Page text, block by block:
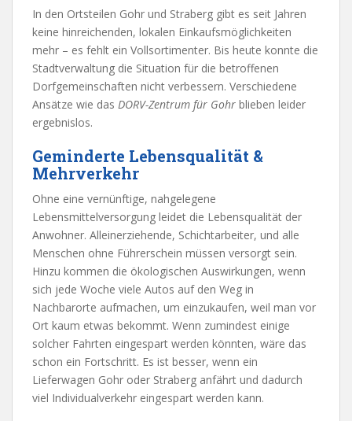
In den Ortsteilen Gohr und Straberg gibt es seit Jahren
keine hinreichenden, lokalen Einkaufsmöglichkeiten
mehr – es fehlt ein Vollsortimenter. Bis heute konnte die
Stadtverwaltung die Situation für die betroffenen
Dorfgemeinschaften nicht verbessern. Verschiedene
Ansätze wie das DORV-Zentrum für Gohr blieben leider
ergebnislos.
Geminderte Lebensqualität &
Mehrverkehr
Ohne eine vernünftige, nahgelegene
Lebensmittelversorgung leidet die Lebensqualität der
Anwohner. Alleinerziehende, Schichtarbeiter, und alle
Menschen ohne Führerschein müssen versorgt sein.
Hinzu kommen die ökologischen Auswirkungen, wenn
sich jede Woche viele Autos auf den Weg in
Nachbarorte aufmachen, um einzukaufen, weil man vor
Ort kaum etwas bekommt. Wenn zumindest einige
solcher Fahrten eingespart werden könnten, wäre das
schon ein Fortschritt. Es ist besser, wenn ein
Lieferwagen Gohr oder Straberg anfährt und dadurch
viel Individualverkehr eingespart werden kann.